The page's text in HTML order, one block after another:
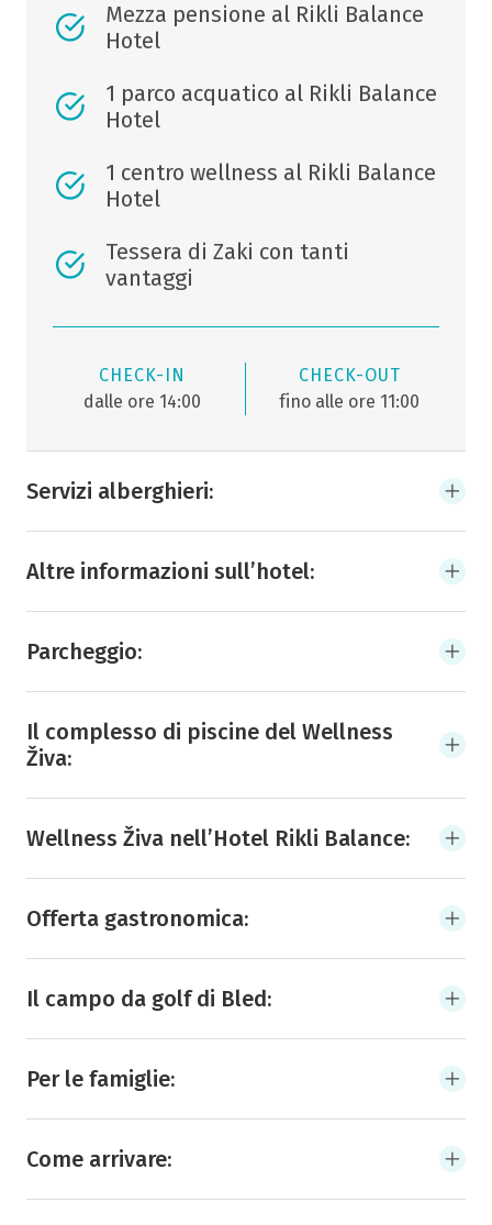
Mezza pensione al Rikli Balance
Hotel
1 parco acquatico al Rikli Balance
Hotel
1 centro wellness al Rikli Balance
Hotel
Tessera di Zaki con tanti
vantaggi
CHECK-IN
dalle ore 14:00
CHECK-OUT
fino alle ore 11:00
Servizi alberghieri:
Altre informazioni sull’hotel:
Parcheggio:
Il complesso di piscine del Wellness
Živa:
Wellness Živa nell’Hotel Rikli Balance:
Offerta gastronomica:
Il campo da golf di Bled:
Per le famiglie:
Come arrivare: